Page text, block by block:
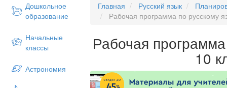
Дошкольное
образование
Начальные
классы
Астрономия
Главная Русский язык
Рабочая программа по русскому
Рабочая
10